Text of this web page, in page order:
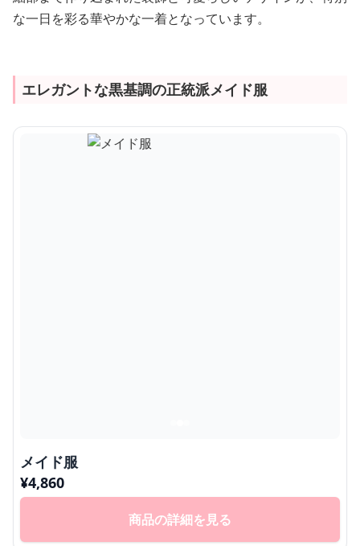
な一日を彩る華やかな一着となっています。
エレガントな黒基調の正統派メイド服
メイド服
¥4,860
商品の詳細を見る